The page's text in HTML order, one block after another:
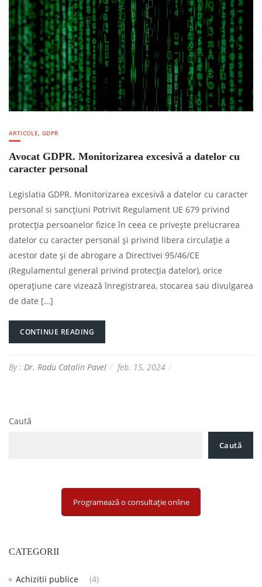
ARTICOLE,GDPR
Avocat GDPR. Monitorizarea excesivă a datelor cu
caracter personal
Legislatia GDPR. Monitorizarea excesivă a datelor cu caracter
personal si sancțiuni Potrivit Regulament UE 679 privind
protecţia persoanelor fizice în ceea ce priveşte prelucrarea
datelor cu caracter personal şi privind libera circulaţie a
acestor date şi de abrogare a Directivei 95/46/CE
(Regulamentul general privind protecţia datelor), orice
operațiune care vizează înregistrarea, stocarea sau divulgarea
de date […]
CONTINUE READING
By : Dr. Radu Catalin Pavel feb. 15, 2024
Caută
Caută
Programează o consultație online
CATEGORII
Achizitii publice (4)